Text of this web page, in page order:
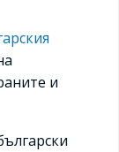
и